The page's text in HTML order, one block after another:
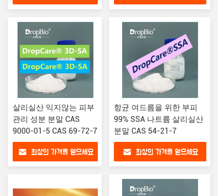
살리실산 익지않는 피부
관리 성분 분말 CAS
9000-01-5 CAS 69-72-7
최상의 가격을 얻으세요
항균 여드름을 위한 부피
99% SSA 나트륨 살리실산
분말 CAS 54-21-7
최상의 가격을 얻으세요